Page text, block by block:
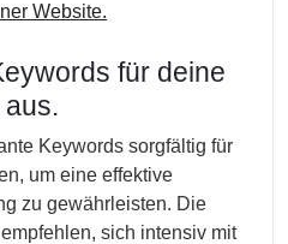
Website.
für deine
Keywords sorgfältig für
um eine effektive
zu gewährleisten. Die
sich intensiv mit